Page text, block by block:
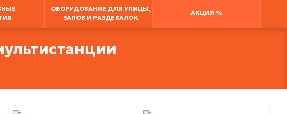
ОБОРУДОВАНИЕ ДЛЯ УЛИЦЫ,
ЗАЛОВ И РАЗДЕВАЛОК
АКЦИЯ %